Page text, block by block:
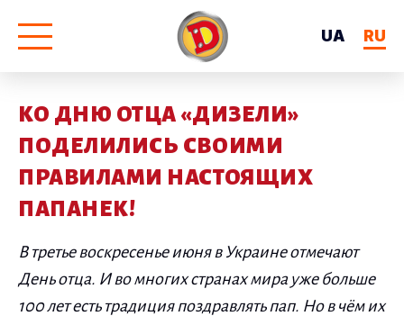
UA
RU
КО ДНЮ ОТЦА «ДИЗЕЛИ»
ПОДЕЛИЛИСЬ СВОИМИ
ПРАВИЛАМИ НАСТОЯЩИХ
ПАПАНЕК!
В третье воскресенье июня в Украине отмечают
День отца. И во многих странах мира уже больше
100 лет есть традиция поздравлять пап. Но в чём их